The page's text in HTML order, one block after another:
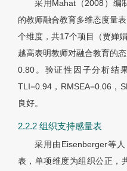
采用Mahat（2008）编
的教师融合教育多维态度量
个维度，共17个项目（贾婵
越高表明教师对融合教育的
0.80。验证性因子分析结
TLI=0.94，RMSEA=0.06，
良好。
2.2.2 组织支持感量表
采用由Eisenberger等
表，单项维度为组织公正，